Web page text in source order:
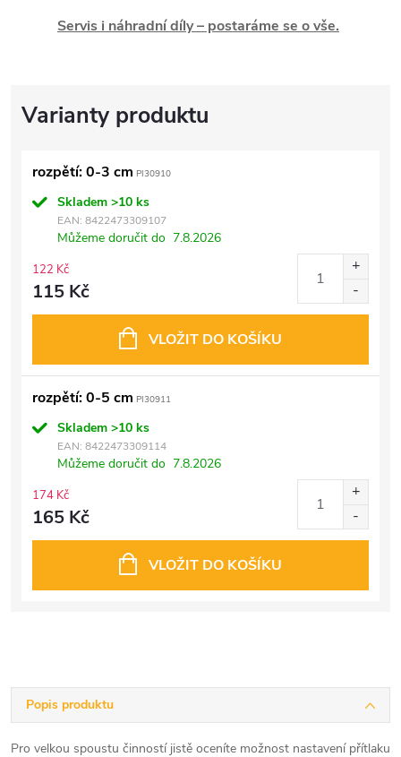
Servis i náhradní díly – postaráme se o vše.
rozpětí: 0-3 cm PI30910
Skladem >10 ks
EAN: 8422473309107
Můžeme doručit do 7.8.2026
122 Kč
115 Kč
VLOŽIT DO KOŠÍKU
rozpětí: 0-5 cm PI30911
Skladem >10 ks
EAN: 8422473309114
Můžeme doručit do 7.8.2026
174 Kč
165 Kč
VLOŽIT DO KOŠÍKU
Popis produktu
Pro velkou spoustu činností jistě oceníte možnost nastavení přítlaku